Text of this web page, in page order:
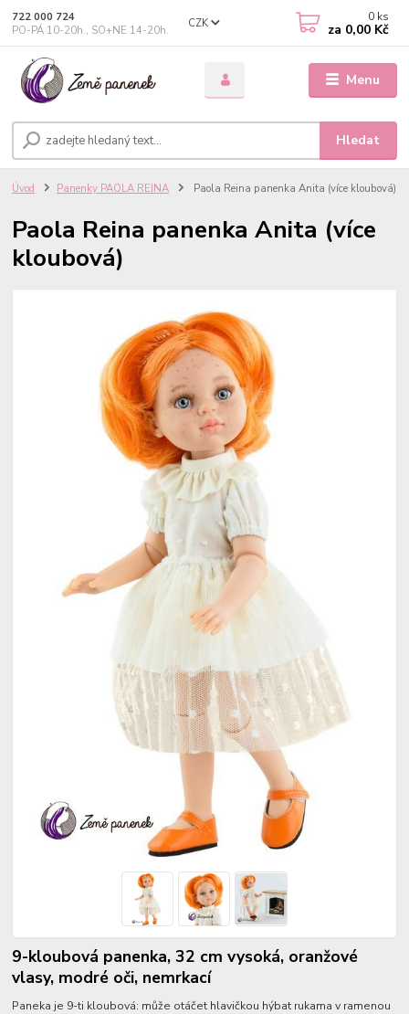
Menu
CZK
Hledat
722 000 724
PO-PÁ 10-20h., SO+NE 14-20h.
0 ks
za 0,00 Kč
Úvod Panenky PAOLA REINA Paola Reina panenka Anita (více kloubová)
Paola Reina panenka Anita (více
kloubová)
9-kloubová panenka, 32 cm vysoká, oranžové
vlasy, modré oči, nemrkací
Paneka je 9-ti kloubová: může otáčet hlavičkou hýbat rukama v ramenou